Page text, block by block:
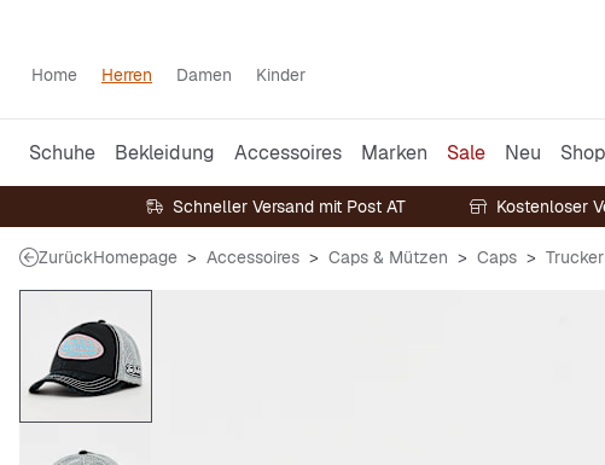
Home Herren Damen Kinder
Schuhe Bekleidung Accessoires Marken Sale Neu
Schneller Versand mit Post AT Kostenloser
ZurückHomepage Accessoires Caps & Mützen Caps